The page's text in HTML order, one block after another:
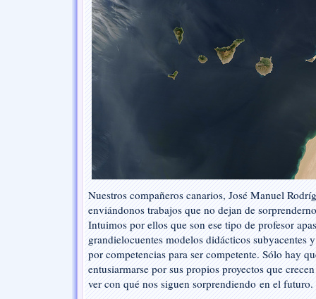
Nuestros compañeros canarios, José Manuel
enviándonos trabajos que no dejan de
Intuimos por ellos que son ese tipo de profesor
grandielocuentes modelos didácticos subyacentes
por competencias para ser competente. Sólo hay
entusiarmarse por sus propios proyectos que
ver con qué nos siguen sorprendiendo en el futuro.